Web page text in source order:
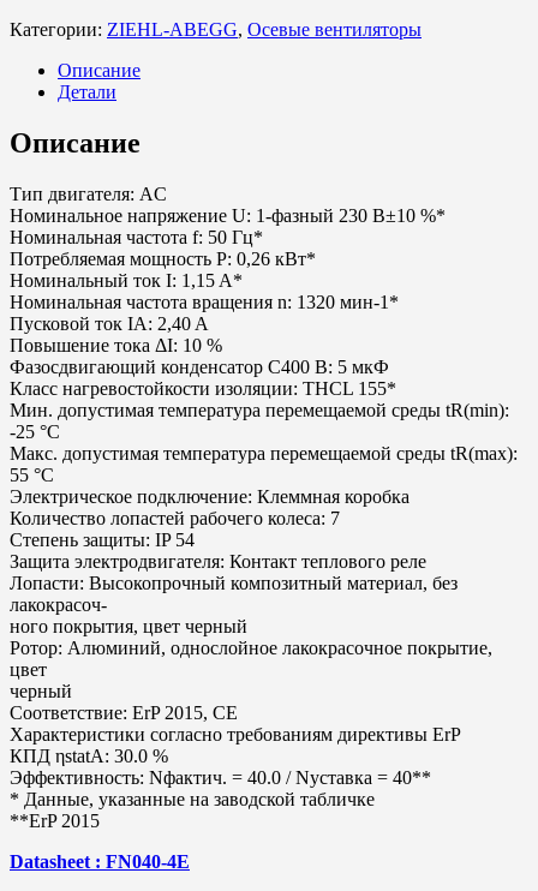
Категории: ZIEHL-ABEGG, Осевые вентиляторы
Описание
Детали
Описание
Тип двигателя: AC
Номинальное напряжение U: 1-фазный 230 В±10 %*
Номинальная частота f: 50 Гц*
Потребляемая мощность P: 0,26 кВт*
Номинальный ток I: 1,15 A*
Номинальная частота вращения n: 1320 мин-1*
Пусковой ток IA: 2,40 A
Повышение тока ΔI: 10 %
Фазосдвигающий конденсатор C400 В: 5 мкФ
Класс нагревостойкости изоляции: THCL 155*
Мин. допустимая температура перемещаемой среды tR(min):
-25 °C
Макс. допустимая температура перемещаемой среды tR(max):
55 °C
Электрическое подключение: Клеммная коробка
Количество лопастей рабочего колеса: 7
Степень защиты: IP 54
Защита электродвигателя: Контакт теплового реле
Лопасти: Высокопрочный композитный материал, без
лакокрасоч-
ного покрытия, цвет черный
Ротор: Алюминий, однослойное лакокрасочное покрытие,
цвет
черный
Соответствие: ErP 2015, CE
Характеристики согласно требованиям директивы ErP
КПД ηstatA: 30.0 %
Эффективность: Nфактич. = 40.0 / Nуставка = 40**
* Данные, указанные на заводской табличке
**ErP 2015
Datasheet : FN040-4E